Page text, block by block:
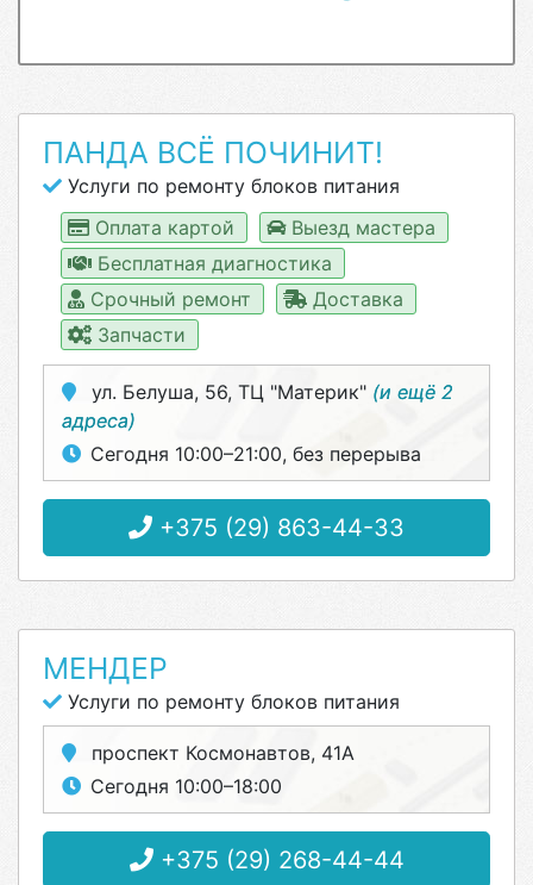
ПАНДА ВСЁ ПОЧИНИТ!
Услуги по ремонту блоков питания
Оплата картой
Выезд мастера
Бесплатная диагностика
Срочный ремонт
Доставка
Запчасти
ул. Белуша, 56, ТЦ "Материк" (и ещё 2
адреса)
Сегодня 10:00–21:00, без перерыва
+375 (29) 863-44-33
МЕНДЕР
Услуги по ремонту блоков питания
проспект Космонавтов, 41А
Сегодня 10:00–18:00
+375 (29) 268-44-44